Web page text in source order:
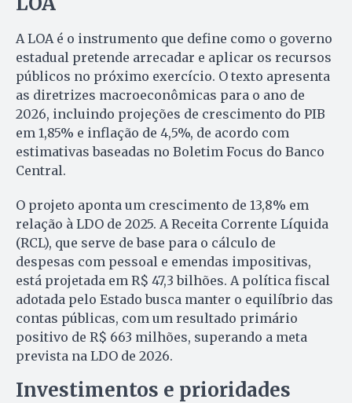
A LOA é o instrumento que define como o governo
estadual pretende arrecadar e aplicar os recursos
públicos no próximo exercício. O texto apresenta
as diretrizes macroeconômicas para o ano de
2026, incluindo projeções de crescimento do PIB
em 1,85% e inflação de 4,5%, de acordo com
estimativas baseadas no Boletim Focus do Banco
Central.
O projeto aponta um crescimento de 13,8% em
relação à LDO de 2025. A Receita Corrente Líquida
(RCL), que serve de base para o cálculo de
despesas com pessoal e emendas impositivas,
está projetada em R$ 47,3 bilhões. A política fiscal
adotada pelo Estado busca manter o equilíbrio das
contas públicas, com um resultado primário
positivo de R$ 663 milhões, superando a meta
prevista na LDO de 2026.
Investimentos e prioridades